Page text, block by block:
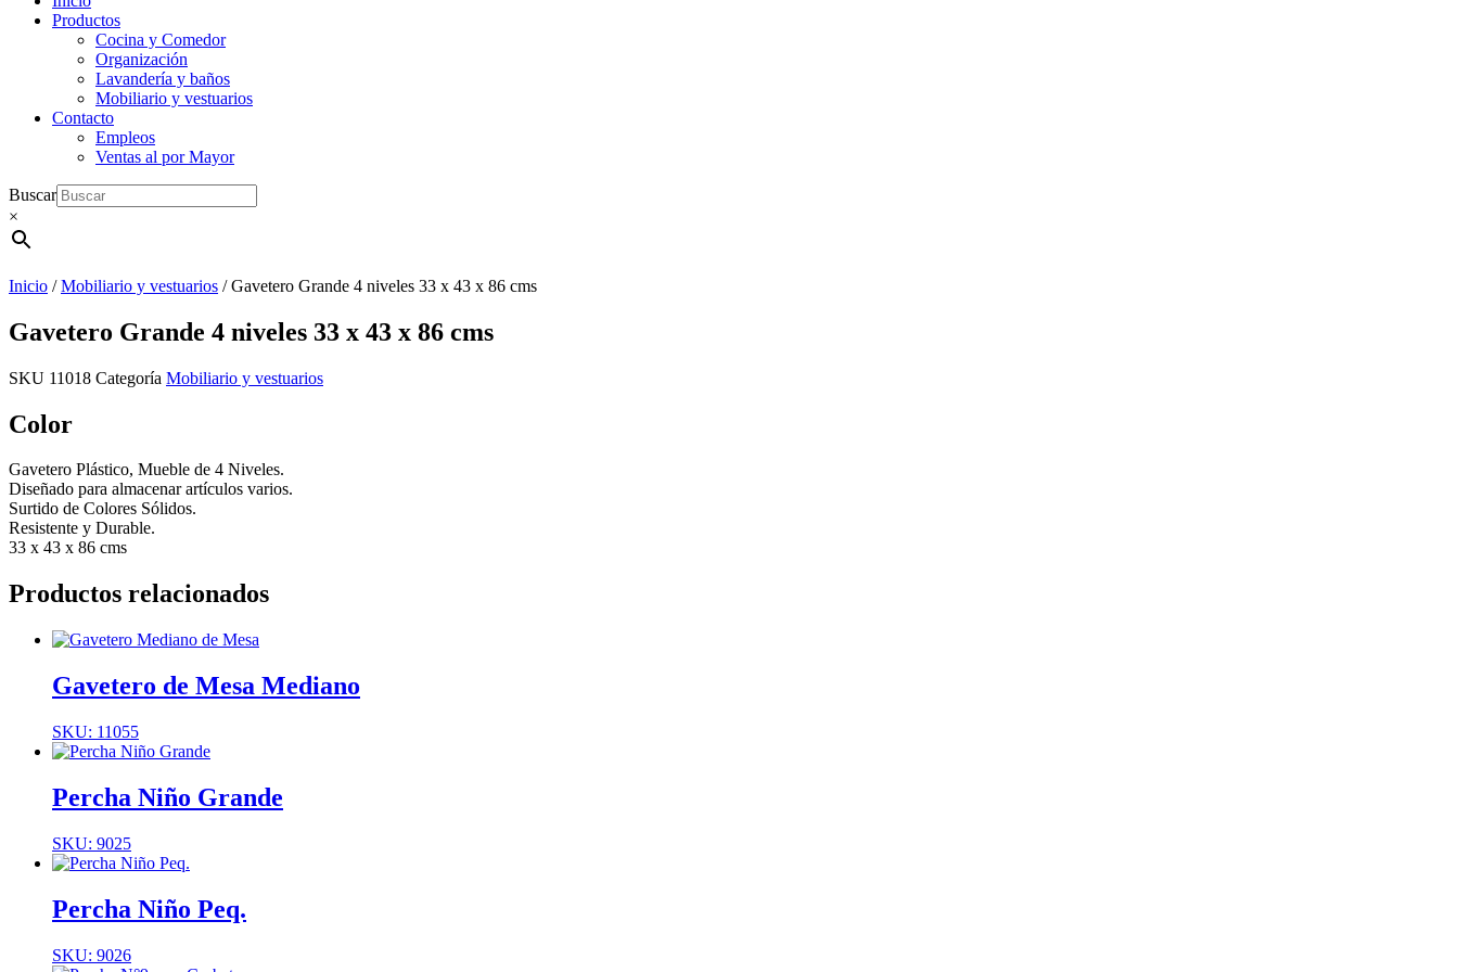
Productos
Cocina y Comedor
Organización
Lavandería y baños
Mobiliario y vestuarios
Contacto
Empleos
Ventas al por Mayor
Buscar
×
Inicio /Mobiliario y vestuarios / Gavetero Grande 4 niveles 33 x 43 x 86 cms
Gavetero Grande 4 niveles 33 x 43 x 86 cms
SKU 11018 Categoría Mobiliario y vestuarios
Color
Gavetero Plástico, Mueble de 4 Niveles.
Diseñado para almacenar artículos varios.
Surtido de Colores Sólidos.
Resistente y Durable.
33 x 43 x 86 cms
Productos relacionados
Gavetero de Mesa Mediano
SKU: 11055
Percha Niño Grande
SKU: 9025
Percha Niño Peq.
SKU: 9026